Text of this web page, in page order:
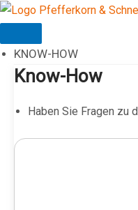
Zum
Inhalt
springen
KNOW-HOW
Know-How
Haben Sie Fragen zu